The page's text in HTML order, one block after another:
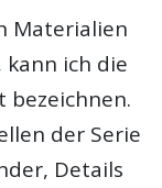
Materialien
ich die
der Serie
Details